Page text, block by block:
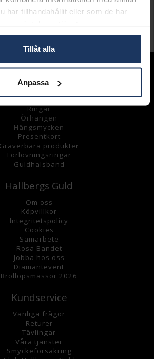
har tillhandahållit eller som de har
Tillåt alla
Anpassa
Dyrberg/Kern
köpte även
Halsband
Ringar
Örhängen
Hängsmycken
Presentkort
Graverbara produkter
Förlovningsringar
Guldhalsband
Hallbergs Guld
Om oss
Köpvillkor
Integritetspolicy
Cookies
Samarbete
Rosa Bandet
Jobba hos oss
Diamantevent
Bröllopsmässor 2026
Kundservice
Vanliga frågor
Returer
Tävlingar
Våra tjänster
Smyckeförsäkring